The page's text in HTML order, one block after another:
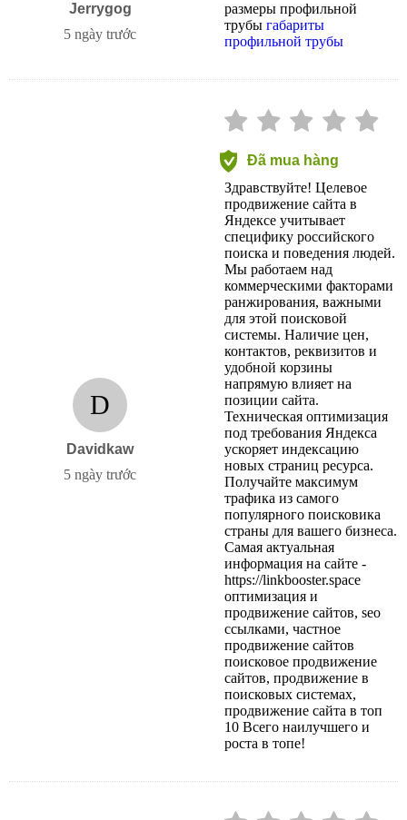
Jerrygog
5 ngày trước
размеры профильной
трубы габариты
профильной трубы
D
Davidkaw
5 ngày trước
Đã mua hàng
Здравствуйте! Целевое
продвижение сайта в
Яндексе учитывает
специфику российского
поиска и поведения людей.
Мы работаем над
коммерческими факторами
ранжирования, важными
для этой поисковой
системы. Наличие цен,
контактов, реквизитов и
удобной корзины
напрямую влияет на
позиции сайта.
Техническая оптимизация
под требования Яндекса
ускоряет индексацию
новых страниц ресурса.
Получайте максимум
трафика из самого
популярного поисковика
страны для вашего бизнеса.
Самая актуальная
информация на сайте -
https://linkbooster.space
оптимизация и
продвижение сайтов, seo
ссылками, частное
продвижение сайтов
поисковое продвижение
сайтов, продвижение в
поисковых системах,
продвижение сайта в топ
10 Всего наилучшего и
роста в топе!